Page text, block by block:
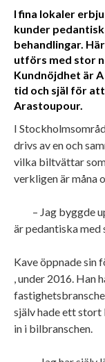
I fina lokaler
kunder
behandlingar.
utförs med stor
Kundnöjdhet är
tid och själ för
Arastoupour.
I
drivs av en och
vilka biltvättar
verkligen är måna
– Jag byggde
är pedantiska med
Kave öppnade sin
, under 2016. Han
själv hade ett
in i bilbranschen.